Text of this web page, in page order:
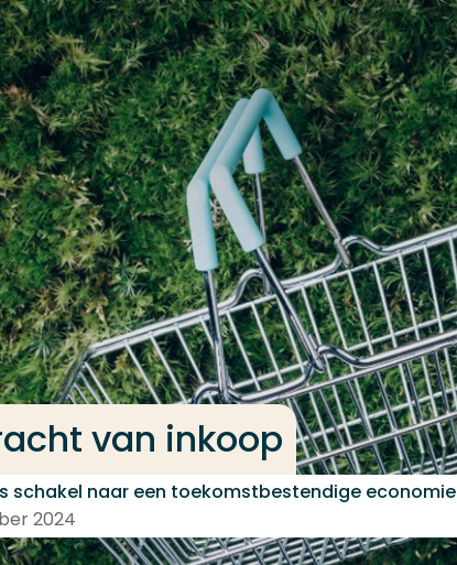
van inkoop
schakel naar een toekomstbestendige economie
2024